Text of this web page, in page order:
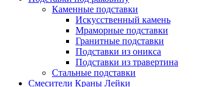
Каменные подставки
Искусственный камень
Мраморные подставки
Гранитные подставки
Подставки из оникса
Подставки из травертина
Стальные подставки
Смесители Краны Лейки